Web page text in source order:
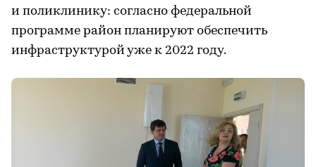
и поликлинику: согласно федеральной
программе район планируют обеспечить
инфраструктурой уже к 2022 году.